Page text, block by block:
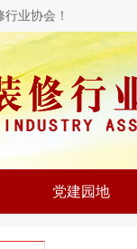
业协会！
党建园地